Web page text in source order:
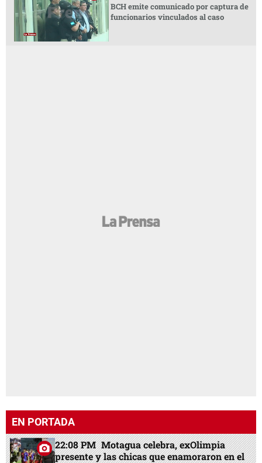
BCH emite comunicado por captura de
funcionarios vinculados al caso
EN PORTADA
22:08 PM Motagua celebra, exOlimpia
presente y las chicas que enamoraron en el